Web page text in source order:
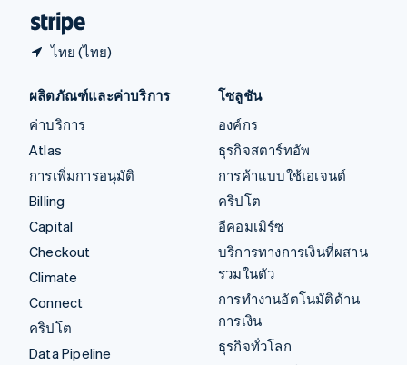
ไทย (ไทย)
ผลิตภัณฑ์และค่าบริการ
ค่าบริการ
Atlas
การเพิ่มการอนุมัติ
Billing
Capital
Checkout
Climate
Connect
คริปโต
Data Pipeline
โซลูชัน
องค์กร
ธุรกิจสตาร์ทอัพ
การค้าแบบใช้เอเจนต์
คริปโต
อีคอมเมิร์ซ
บริการทางการเงินที่ผสาน
รวมในตัว
การทำงานอัตโนมัติด้าน
การเงิน
ธุรกิจทั่วโลก